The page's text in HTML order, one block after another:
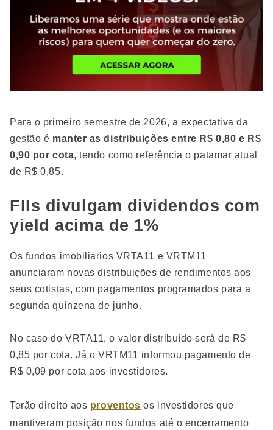
Para o primeiro semestre de 2026, a expectativa da
gestão é manter as distribuições entre R$ 0,80 e R$
0,90 por cota, tendo como referência o patamar atual
de R$ 0,85.
FIIs divulgam dividendos com
yield acima de 1%
Os fundos imobiliários VRTA11 e VRTM11
anunciaram novas distribuições de rendimentos aos
seus cotistas, com pagamentos programados para a
segunda quinzena de junho.
No caso do VRTA11, o valor distribuído será de R$
0,85 por cota. Já o VRTM11 informou pagamento de
R$ 0,09 por cota aos investidores.
Terão direito aos proventos os investidores que
mantiveram posição nos fundos até o encerramento